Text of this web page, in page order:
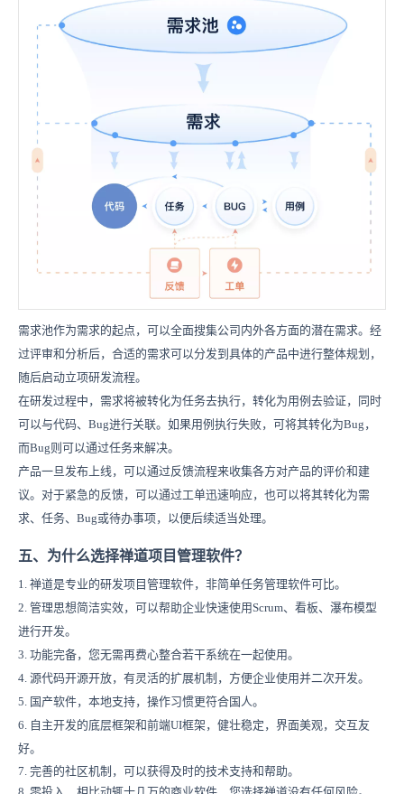
需求池作为需求的起点，可以全面搜集公司内外各方面的潜在需求。经
过评审和分析后，合适的需求可以分发到具体的产品中进行整体规划，
随后启动立项研发流程。
在研发过程中，需求将被转化为任务去执行，转化为用例去验证，同时
可以与代码、Bug进行关联。如果用例执行失败，可将其转化为Bug，
而Bug则可以通过任务来解决。
产品一旦发布上线，可以通过反馈流程来收集各方对产品的评价和建
议。对于紧急的反馈，可以通过工单迅速响应，也可以将其转化为需
求、任务、Bug或待办事项，以便后续适当处理。
五、为什么选择禅道项目管理软件？
1. 禅道是专业的研发项目管理软件，非简单任务管理软件可比。
2. 管理思想简洁实效，可以帮助企业快速使用Scrum、看板、瀑布模型
进行开发。
3. 功能完备，您无需再费心整合若干系统在一起使用。
4. 源代码开源开放，有灵活的扩展机制，方便企业使用并二次开发。
5. 国产软件，本地支持，操作习惯更符合国人。
6. 自主开发的底层框架和前端UI框架，健壮稳定，界面美观，交互友
好。
7. 完善的社区机制，可以获得及时的技术支持和帮助。